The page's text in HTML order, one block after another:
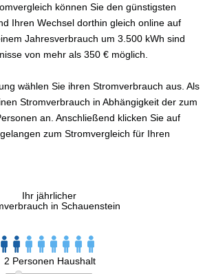
können Sie den günstigsten
Ihren Wechsel dorthin gleich online auf
Jahresverbrauch um 3.500 kWh sind
von mehr als 350 € möglich.
wählen Sie ihren Stromverbrauch aus. Als
Stromverbrauch in Abhängigkeit der zum
an. Anschließend klicken Sie auf
zum Stromvergleich für Ihren
Ihr jährlicher
in Schauenstein
2 Personen Haushalt